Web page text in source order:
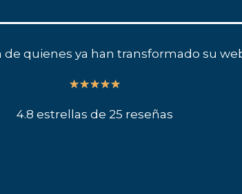
de quienes ya han transformado su
★★★★★5/5
4.8 estrellas de 25 reseñas